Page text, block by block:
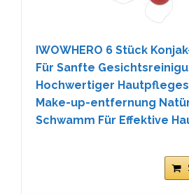
IWOWHERO 6 Stück
Für Sanfte
Hochwertiger
Make-up-entfernung
Schwamm Für Effektive